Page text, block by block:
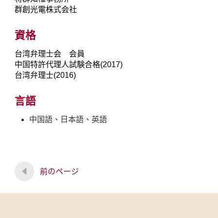
群創光電株式会社
資格
台湾弁理士会 会員
中国特許代理人試験合格(2017)
台湾弁理士(2016)
言語
中国語、日本語、英語
前のページ